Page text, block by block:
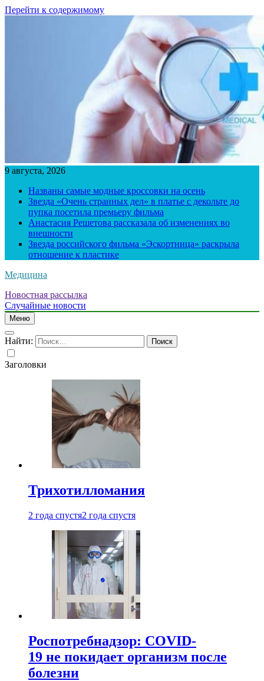
Перейти к содержимому
9 августа, 2026
Названы самые модные кроссовки на осень
Звезда «Очень странных дел» в платье с декольте до
пупка посетила премьеру фильма
Анастасия Решетова рассказала об изменениях во
внешности
Звезда российского фильма «Эскортница» раскрыла
отношение к пластике
Медицина
Новостная рассылка
Случайные новости
Меню
Найти:
Заголовки
Трихотилломания
2 года спустя2 года спустя
Роспотребнадзор: COVID-
19 не покидает организм после
болезни